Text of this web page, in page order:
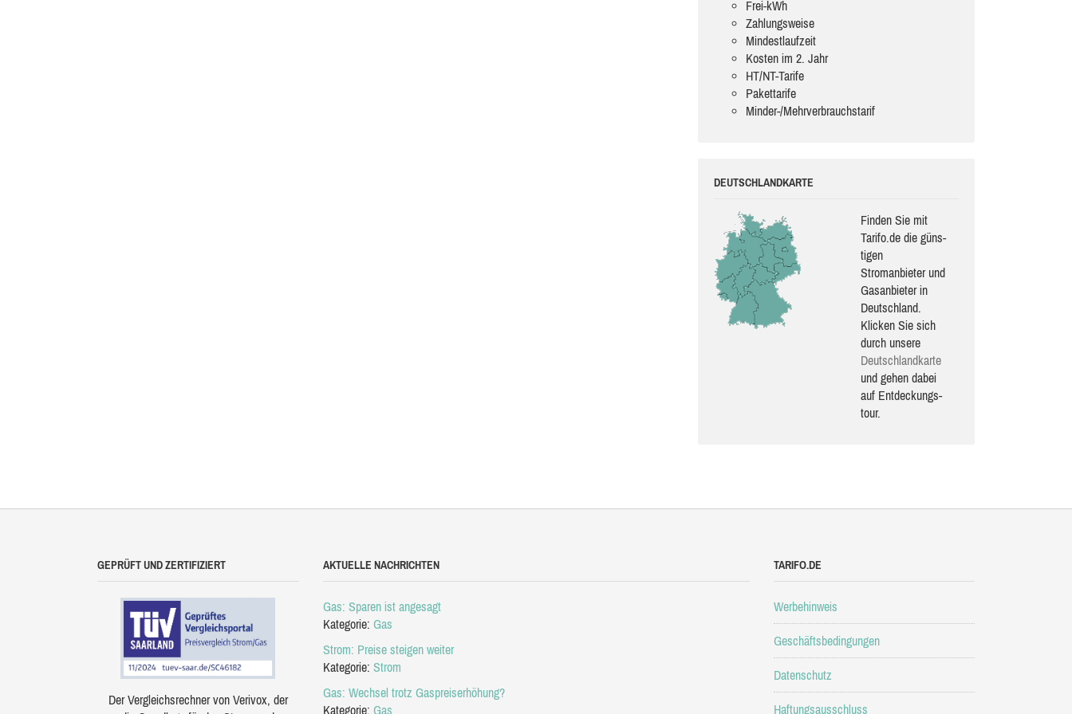
Frei-kWh
Zahlungsweise
Mindestlaufzeit
Kosten im 2. Jahr
HT/NT-Tarife
Pakettarife
Minder-/Mehrverbrauchstarif
DEUTSCHLANDKARTE
Finden Sie mit
Tarifo.de die güns­
ti­gen
Stromanbieter und
Gasanbieter in
Deutschland.
Klicken Sie sich
durch unsere
Deutsch­land­karte
und gehen dabei
auf Ent­de­ckungs­
tour.
GEPRÜFT UND ZERTIFIZIERT
Der Vergleichsrechner von Verivox, der
AKTUELLE NACHRICHTEN
Gas: Sparen ist angesagt
Kategorie: Gas
Strom: Preise steigen weiter
Kategorie: Strom
Gas: Wechsel trotz Gaspreiserhöhung?
Kategorie: Gas
TARIFO.DE
Werbehinweis
Geschäftsbedingungen
Datenschutz
Haftungsausschluss